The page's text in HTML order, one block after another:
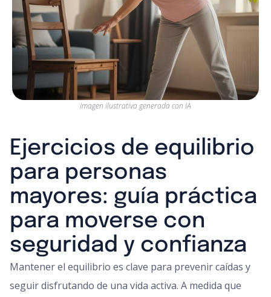
Imagen ilustrativa generada con IA
Ejercicios de equilibrio
para personas
mayores: guía práctica
para moverse con
seguridad y confianza
Mantener el equilibrio es clave para prevenir caídas y
seguir disfrutando de una vida activa. A medida que